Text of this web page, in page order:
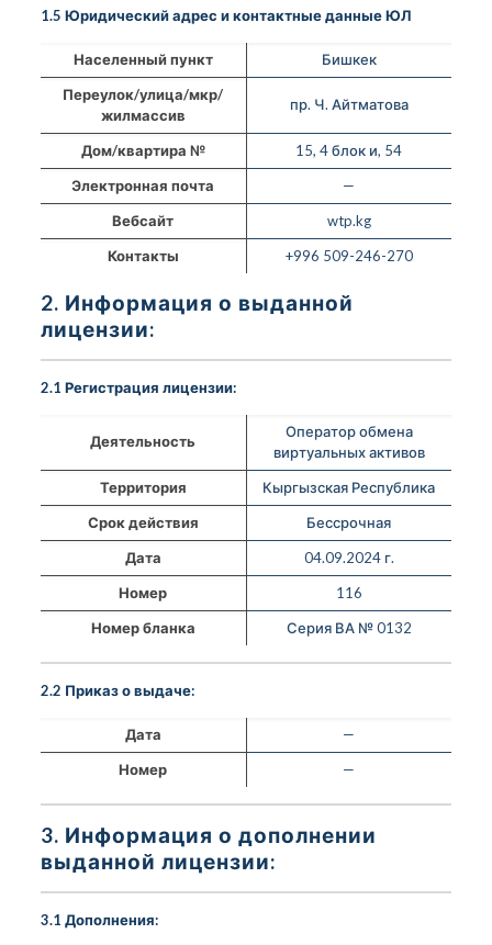
1.5 Юридический адрес и контактные данные ЮЛ
Населенный пункт
Бишкек
Переулок/улица/мкр/
жилмассив
пр. Ч. Айтматова
Дом/квартира №
15, 4 блок и, 54
Электронная почта
—
Вебсайт
wtp.kg
Контакты
+996 509-246-270
2. Информация о выданной
лицензии:
2.1 Регистрация лицензии:
Деятельность
Оператор обмена
виртуальных активов
Территория
Кыргызская Республика
Срок действия
Бессрочная
Дата
04.09.2024 г.
Номер
116
Номер бланка
Серия ВА № 0132
2.2 Приказ о выдаче:
Дата
—
Номер
—
3. Информация о дополнении
выданной лицензии:
3.1 Дополнения: